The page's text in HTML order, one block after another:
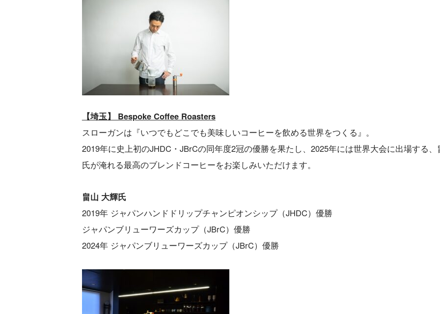
【埼玉】 Bespoke Coffee Roasters
スローガンは『いつでもどこでも美味しいコーヒーを飲める世界をつくる』。
2019年に史上初のJHDC・JBrCの同年度2冠の優勝を果たし、2025年には世界大会に出場する、
氏が淹れる最高のブレンドコーヒーをお楽しみいただけます。
畠山 大輝氏
2019年 ジャパンハンドドリップチャンピオンシップ（JHDC）優勝
ジャパンブリューワーズカップ（JBrC）優勝
2024年 ジャパンブリューワーズカップ（JBrC）優勝